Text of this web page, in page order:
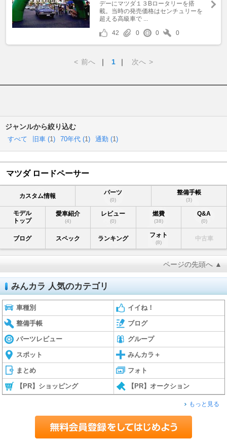
デーにマツダ１３Bロータリーを搭
載。当時の発売価格はセンチュリーを
超える高級車で ...
42
0 0 0
< 前へ ｜ 1 ｜ 次へ >
ジャンルから絞り込む
すべて 旧車 (1) 70年代 (1) 通勤 (1)
マツダ ロードペーサー
カスタム情報 パーツ
(0)
整備手帳
(3)
モデル
トップ
愛車紹介
(4)
レビュー
(0)
燃費
(38)
Q&A
(0)
ブログ スペック ランキング フォト
(8)
中古車
ページの先頭へ ▲
みんカラ 人気のカテゴリ
車種別 イイね！
整備手帳 ブログ
パーツレビュー グループ
スポット みんカラ＋
まとめ フォト
【PR】ショッピング 【PR】オークション
もっと見る